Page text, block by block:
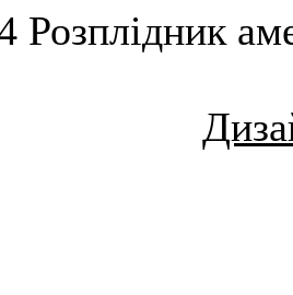
Розплідник